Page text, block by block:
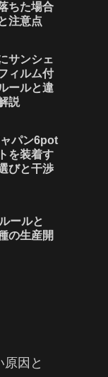
ちた場合
注意点
サンシェ
ィルム付
ールと違
説
パン6pot
を装着す
びと干渉
ールと
の生産開
因と